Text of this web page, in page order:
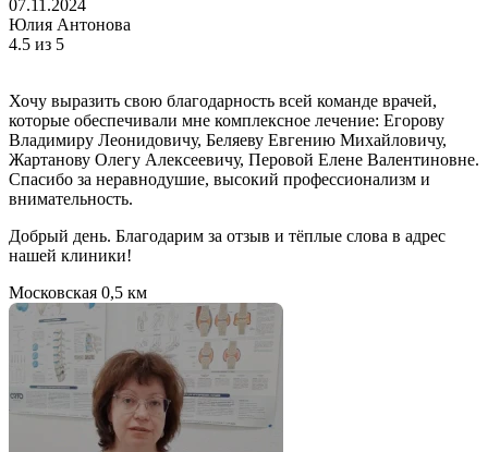
07.11.2024
Юлия Антонова
4.5 из 5
Хочу выразить свою благодарность всей команде врачей,
которые обеспечивали мне комплексное лечение: Егорову
Владимиру Леонидовичу, Беляеву Евгению Михайловичу,
Жартанову Олегу Алексеевичу, Перовой Елене Валентиновне.
Спасибо за неравнодушие, высокий профессионализм и
внимательность.
Добрый день. Благодарим за отзыв и тёплые слова в адрес
нашей клиники!
Московская 0,5 км